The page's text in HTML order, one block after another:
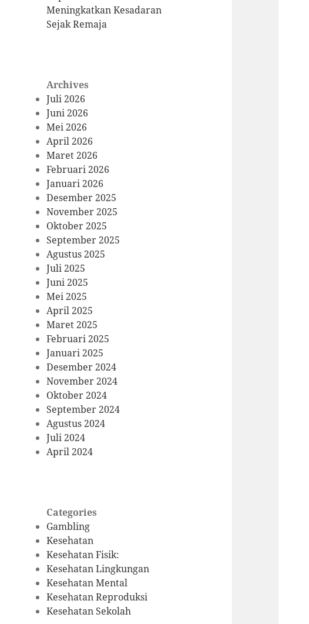
Meningkatkan Kesadaran
Sejak Remaja
Archives
Juli 2026
Juni 2026
Mei 2026
April 2026
Maret 2026
Februari 2026
Januari 2026
Desember 2025
November 2025
Oktober 2025
September 2025
Agustus 2025
Juli 2025
Juni 2025
Mei 2025
April 2025
Maret 2025
Februari 2025
Januari 2025
Desember 2024
November 2024
Oktober 2024
September 2024
Agustus 2024
Juli 2024
April 2024
Categories
Gambling
Kesehatan
Kesehatan Fisik:
Kesehatan Lingkungan
Kesehatan Mental
Kesehatan Reproduksi
Kesehatan Sekolah